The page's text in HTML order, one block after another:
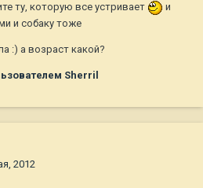
ту, которую все устривает
и
и собаку тоже
:) а возраст какой?
Sherril
2012